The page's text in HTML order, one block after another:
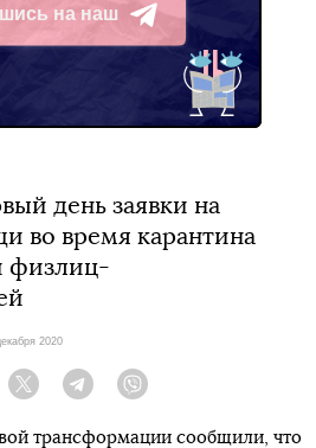
на наш
день заявки на
во время карантина
физлиц-
2020
Twitter Telegram
трансформации сообщили, что